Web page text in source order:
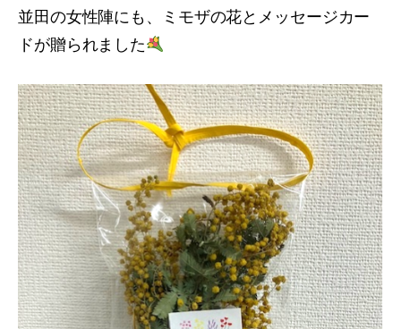
並田の女性陣にも、ミモザの花とメッセージカー
ドが贈られました